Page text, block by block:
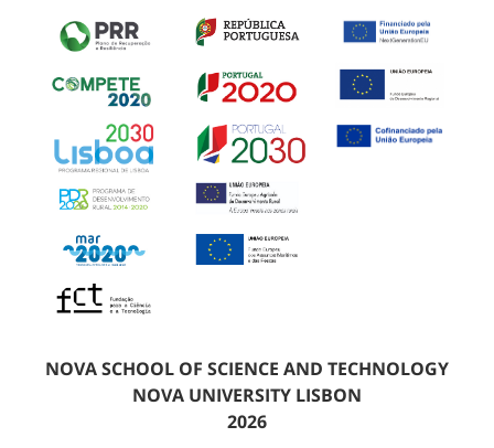
NOVA SCHOOL OF SCIENCE AND TECHNOLOGY
NOVA UNIVERSITY LISBON
2026